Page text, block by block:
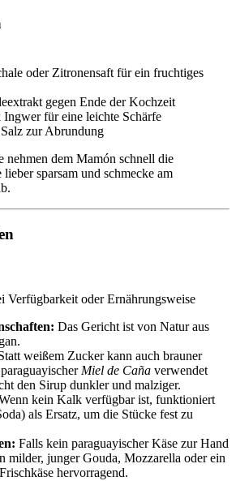
oder Zitronensaft für ein fruchtiges
gegen Ende der Kochzeit
für eine leichte Schärfe
zur Abrundung
nehmen dem Mamón schnell die
sparsam und schmecke am
Verfügbarkeit oder Ernährungsweise
Das Gericht ist von Natur aus
weißem Zucker kann auch brauner
Miel de Caña verwendet
den Sirup dunkler und malziger.
kein Kalk verfügbar ist, funktioniert
als Ersatz, um die Stücke fest zu
Falls kein paraguayischer Käse zur Hand
milder, junger Gouda, Mozzarella oder ein
hervorragend.